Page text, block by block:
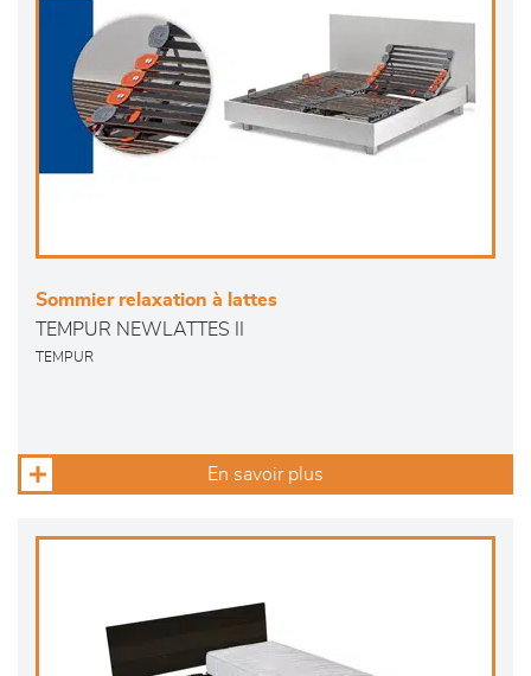
Sommier relaxation à lattes
TEMPUR NEWLATTES II
TEMPUR
En savoir plus